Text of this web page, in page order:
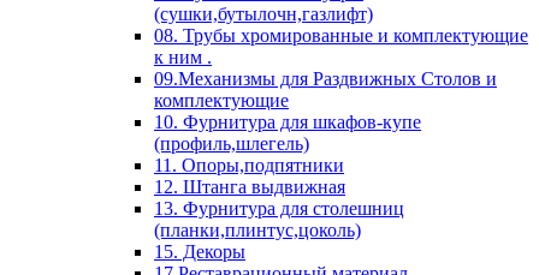
(сушки,бутылочн,газлифт)
08. Трубы хромированные и комплектующие
к ним .
09.Механизмы для Раздвижных Столов и
комплектующие
10. Фурнитура для шкафов-купе
(профиль,шлегель)
11. Опоры,подпятники
12. Штанга выдвижная
13. Фурнитура для столешниц
(планки,плинтус,цоколь)
15. Декоры